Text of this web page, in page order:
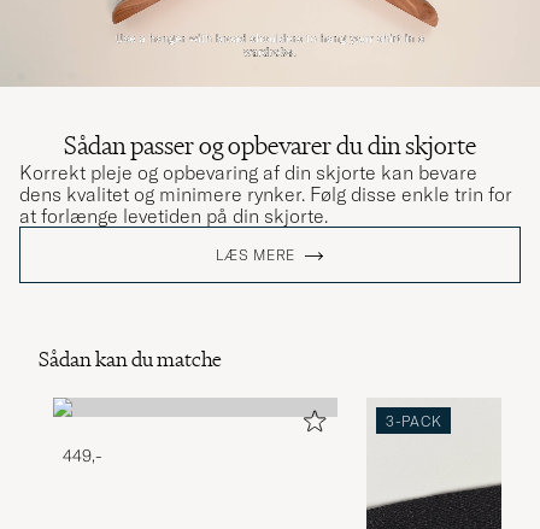
Sådan passer og opbevarer du din skjorte
Korrekt pleje og opbevaring af din skjorte kan bevare
dens kvalitet og minimere rynker. Følg disse enkle trin for
at forlænge levetiden på din skjorte.
LÆS MERE
Sådan kan du matche
449,-
3-PACK